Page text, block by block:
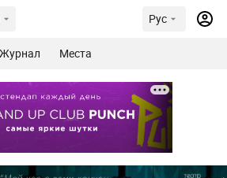
Рус
Журнал Места